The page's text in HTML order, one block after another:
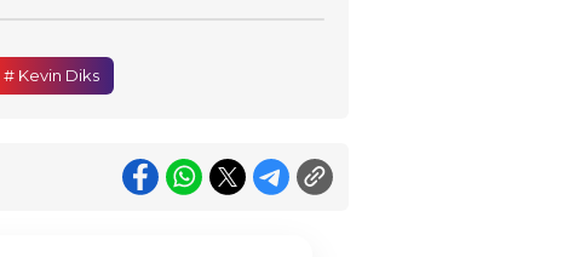
# Kevin Diks